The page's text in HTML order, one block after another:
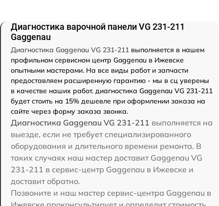
Диагностика варочной панели VG 231-211
Gaggenau
Диагностика Gaggenau VG 231-211 выполняется в нашем
профильном сервисном центр Gaggenau в Ижевске
опытными мастерами. На все виды работ и запчасти
предоставляем расширенную гарантию - мы в сц уверены
в качестве наших работ. диагностика Gaggenau VG 231-211
будет стоить на 15% дешевле при оформлении заказа на
сайте через форму заказа звонка.
Диагностика Gaggenau VG 231-211 выполняется на
выезде, если не требует специализированного
оборудования и длительного времени ремонта. В
таких случаях наш мастер доставит Gaggenau VG
231-211 в сервис-центр Gaggenau в Ижевске и
доставит обратно.
Позвоните и наш мастер сервис-центра Gaggenau в